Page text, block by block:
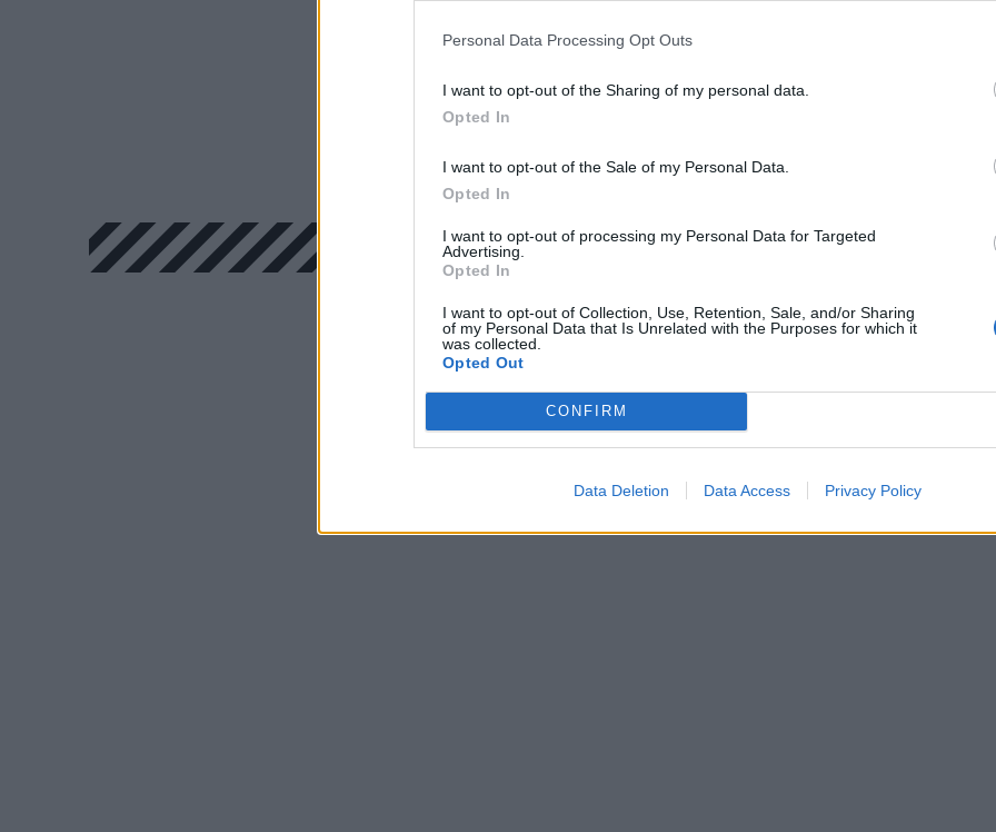
Personal Data Processing Opt Outs
I want to opt-out of the Sharing of my personal data.
Opted In
I want to opt-out of the Sale of my Personal Data.
Opted In
I want to opt-out of processing my Personal Data for Targeted
Advertising.
Opted In
I want to opt-out of Collection, Use, Retention, Sale, and/or Sharing
of my Personal Data that Is Unrelated with the Purposes for which it
was collected.
Opted Out
CONFIRM
Data Deletion Data Access Privacy Policy